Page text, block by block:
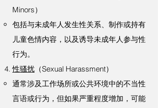
Minors）
包括与未成年人发生性关系、制作或持有
儿童色情内容，以及诱导未成年人参与性
行为。
性骚扰 （Sexual Harassment）
通常涉及工作场所或公共环境中的不当性
言语或行为，但如果严重程度增加，可能